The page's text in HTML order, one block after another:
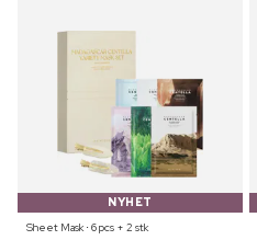
NYHET
Sheet Mask ⋅ 6 pcs + 2 stk